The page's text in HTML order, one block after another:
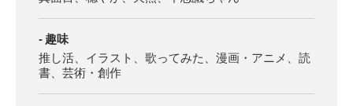
趣味
推し活、イラスト、歌ってみた、漫画・アニメ、読
書、芸術・創作